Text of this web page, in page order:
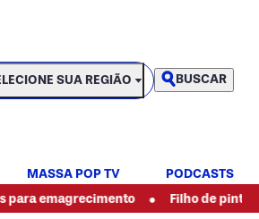
SUA REGIÃO
SUA REGIÃO BUSCAR
MASSA POP TV
PODCASTS
• Filho de pintor espancado